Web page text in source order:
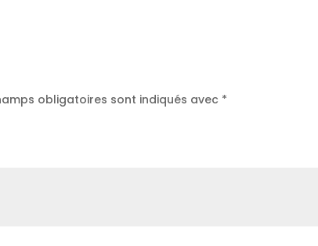
obligatoires sont indiqués avec *